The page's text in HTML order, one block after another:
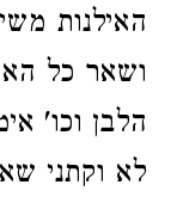
האילנות
ושאר כל
הלבן וכו'
לא וקתני